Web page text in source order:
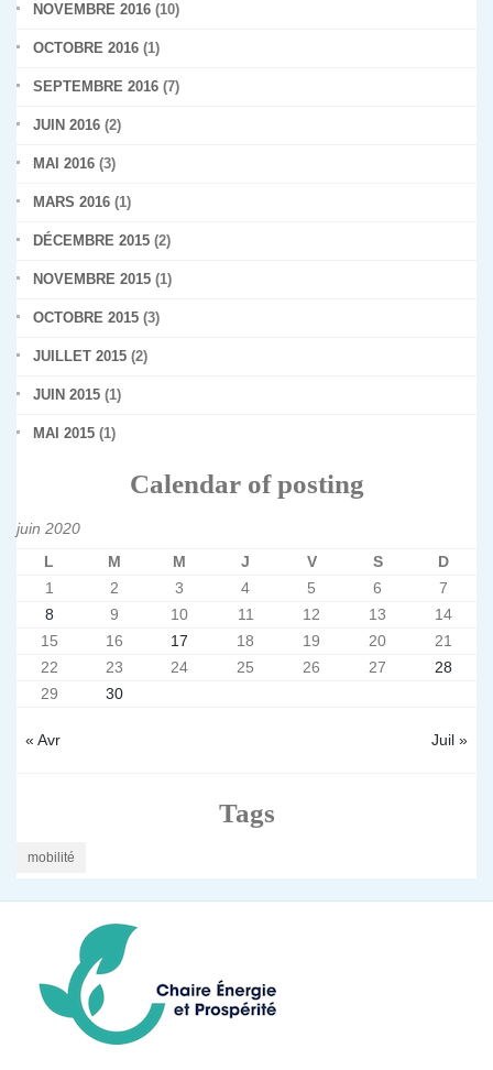
NOVEMBRE 2016 (10)
OCTOBRE 2016 (1)
SEPTEMBRE 2016 (7)
JUIN 2016 (2)
MAI 2016 (3)
MARS 2016 (1)
DÉCEMBRE 2015 (2)
NOVEMBRE 2015 (1)
OCTOBRE 2015 (3)
JUILLET 2015 (2)
JUIN 2015 (1)
MAI 2015 (1)
Calendar of posting
juin 2020
L
M M J V S D
« Avr Juil »
1 2 3 4 5 6
7
8
9 10 11 12 13
14
15
16 17 18 19 20
21
22
23 24 25 26 27
28
29
30
Tags
mobilité